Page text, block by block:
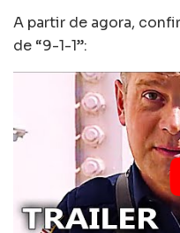
A partir de agora,
de “9-1-1”: